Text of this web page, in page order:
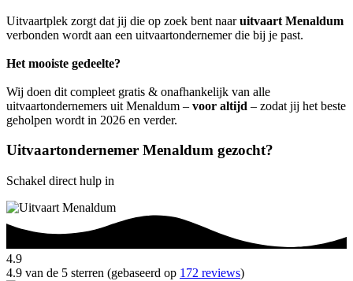
Uitvaartplek zorgt dat jij die op zoek bent naaruitvaart Menaldum
verbonden wordt aan een uitvaartondernemer die bij je past.
Het mooiste gedeelte?
Wij doen dit compleet gratis & onafhankelijk van alle
uitvaartondernemers uit Menaldum – voor altijd – zodat jij het beste
geholpen wordt in 2026 en verder.
Uitvaartondernemer Menaldum gezocht?
Schakel direct hulp in
4.9
4.9 van de 5 sterren (gebaseerd op 172 reviews)